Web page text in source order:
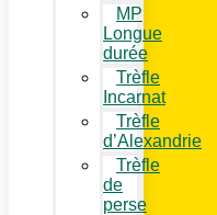
MP
Longue
durée
Trèfle
Incarnat
Trèfle
d’Alexandrie
Trèfle
de
perse